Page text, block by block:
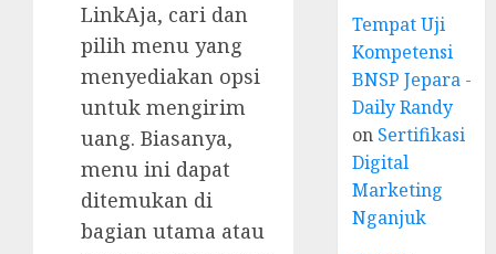
LinkAja, cari dan
pilih menu yang
menyediakan opsi
untuk mengirim
uang. Biasanya,
menu ini dapat
ditemukan di
bagian utama atau
Tempat Uji
Kompetensi
BNSP Jepara -
Daily Randy
on Sertifikasi
Digital
Marketing
Nganjuk